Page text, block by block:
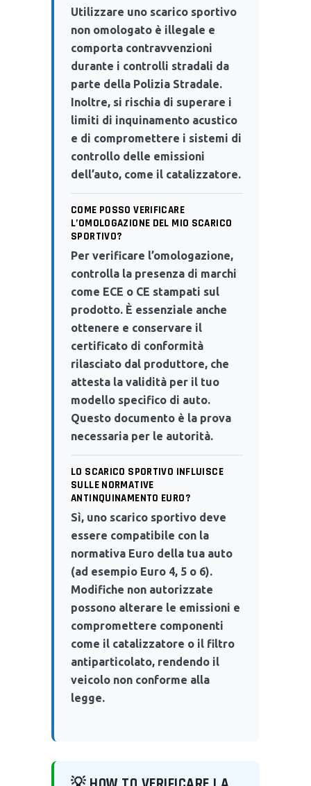
Utilizzare uno scarico sportivo
non omologato è illegale e
comporta contravvenzioni
durante i controlli stradali da
parte della Polizia Stradale.
Inoltre, si rischia di superare i
limiti di inquinamento acustico
e di compromettere i sistemi di
controllo delle emissioni
dell’auto, come il catalizzatore.
COME POSSO VERIFICARE
L’OMOLOGAZIONE DEL MIO SCARICO
SPORTIVO?
Per verificare l’omologazione,
controlla la presenza di marchi
come ECE o CE stampati sul
prodotto. È essenziale anche
ottenere e conservare il
certificato di conformità
rilasciato dal produttore, che
attesta la validità per il tuo
modello specifico di auto.
Questo documento è la prova
necessaria per le autorità.
LO SCARICO SPORTIVO INFLUISCE
SULLE NORMATIVE
ANTINQUINAMENTO EURO?
Sì, uno scarico sportivo deve
essere compatibile con la
normativa Euro della tua auto
(ad esempio Euro 4, 5 o 6).
Modifiche non autorizzate
possono alterare le emissioni e
compromettere componenti
come il catalizzatore o il filtro
antiparticolato, rendendo il
veicolo non conforme alla
legge.